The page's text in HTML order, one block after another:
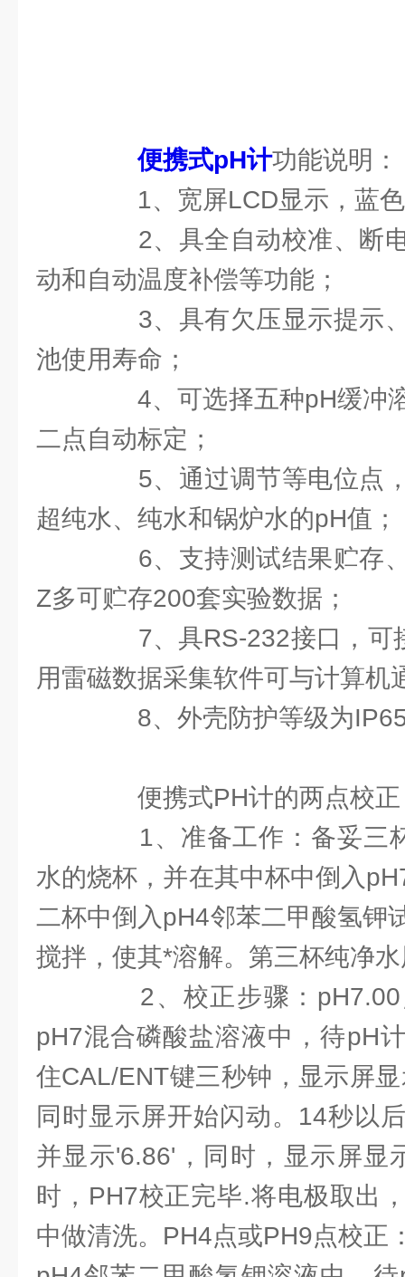
便携式pH计功能说明：
1、宽屏LCD显示，蓝色
2、具全自动校准、断电
动和自动温度补偿等功能；
3、具有欠压显示提示、
池使用寿命；
4、可选择五种pH缓冲
二点自动标定；
5、通过调节等电位点，
超纯水、纯水和锅炉水的pH值；
6、支持测试结果贮存、
Z多可贮存200套实验数据；
7、具RS-232接口，可
用雷磁数据采集软件可与计算机
8、外壳防护等级为
便携式PH计的两点校正
1、准备工作：备妥三
水的烧杯，并在其中杯中倒入
二杯中倒入pH4邻苯二甲酸氢钾
搅拌，使其*溶解。第三杯纯净
2、校正步骤：pH7.00
pH7混合磷酸盐溶液中，待pH
住CAL/ENT键三秒钟，显示屏
同时显示屏开始闪动。14秒以
并显示'6.86'，同时，显示屏显
时，PH7校正完毕.将电极取出
中做清洗。PH4点或PH9点校正